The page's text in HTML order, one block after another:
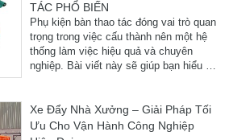
gia công theo yêu
cầu ...
TÁC PHỔ BIẾN
Phụ kiện bàn thao tác đóng vai trò quan
trọng trong việc cấu thành nên một hệ
thống làm việc hiệu quả và chuyên
nghiệp. Bài viết này sẽ giúp bạn hiểu rõ
Xe Đẩy Nhà Xưởng – Giải Pháp Tối
Ưu Cho Vận Hành Công Nghiệp